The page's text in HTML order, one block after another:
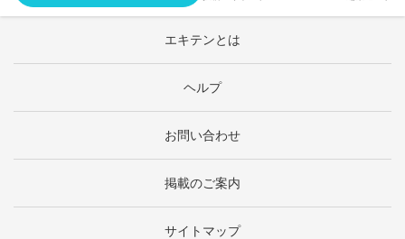
エキテンとは
ヘルプ
お問い合わせ
掲載のご案内
サイトマップ